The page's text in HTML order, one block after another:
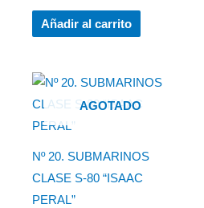
Añadir al carrito
AGOTADO
Nº 20. SUBMARINOS
CLASE S-80 “ISAAC
PERAL”